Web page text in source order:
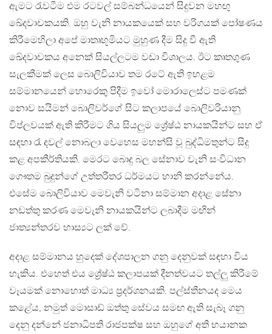
ඇමට රැවටීම එම රටවල් සම්බන්ධයෙන් සිදුවන මහඟු
ඛේදවාචකයකි. ඔහු වැනි නායකයෙක් සහ වරිගයක් පෝෂණය
කිරීමෙහිලා අපේ මාතෘභූමියට මුහුණ දීම සිදු වී ඇති
ඛේදවාචකය අනෙක් සියල්ලටම වඩා විශාලය. ඊට කෘතගුණ
සැලකීමක් ලෙස බොලිවියාව තම රටේ ඇති ඉහළම
සම්මානයෙන් හොරෙකු පිදීම ඉවෝ මොරාලෙස්ට පමණක්
නොව සයිමන් බොලිවර්ගේ සිට කලාපයේ බොලිවරියානු
විප්ලවයක් ඇති කිරීමට ගිය සියලුම ශ්‍රේෂ්ඨ නායකයින්ට සහ ඒ
සඳහා රෑ දවල් නොබලා වෙහෙස මහන්සි වූ බුද්ධිමතුන්ට සිදු
කළ අපකීර්තියකි. මෙරට බොදු බල සේනාව වැනි සංවිධාන
ගෞතම බුදුන්ගේ උත්තරීතර ධර්මයට හානි කරන්නේය.
එසේම බොලිවියාව මෙවැනි වටිනා සම්මාන අදාළ සේනා
නඩත්තු කරණ මෙවැනි නායකයින්ට ලබාදීම මඟින්
ජාත්‍යන්තරව හාස්‍යට ලක් වේ.
අදාළ සම්මානය හුදෙක් දේශපාලන ගනු දෙනුවක් සඳහා විය
හැකිය. එහෙත් එය ශ්‍රේෂ්ඨ කලාපයක් දීනත්වයට තල්ලු කිරීමේ
වෑයමක් නොහොත් මාධ්‍ය ප්‍රදර්ශනයකි. පල්ස්තීනයද මෙය
කළේය, නමුත් මොසාඩ් ඔත්තු සේවය සමඟ ඇති සැබෑ ගනු
දෙනු දන්නේ ජනාධිපති රාජපක්ෂ සහ ඔහුගේ අති භයානක